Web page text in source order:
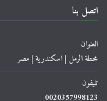
اتصل بنا
العنوان
محطة الرمل | اسكندرية | مصر
تليفون
0020357998123